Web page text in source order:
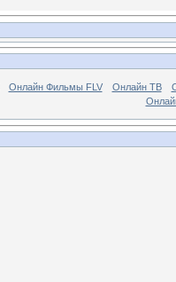
Онлайн Фильмы FLV Онлайн ТВ